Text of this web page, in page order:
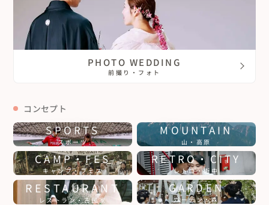
PHOTO WEDDING
前撮り・フォト
コンセプト
SPORTS
スポーツ
MOUNTAIN
山・高原
CAMP・FES
キャンプ・フェス
RETRO・CITY
レトロ・街中
RESTAURANT
レストラン・古民家
GARDEN
ガーデン・森